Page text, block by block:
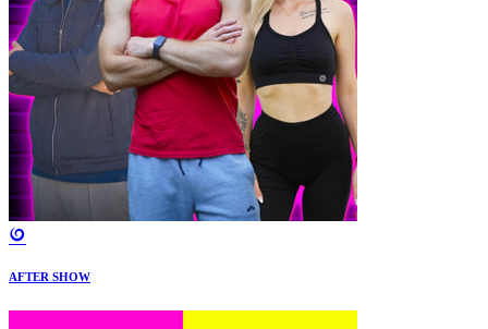
AFTER SHOW